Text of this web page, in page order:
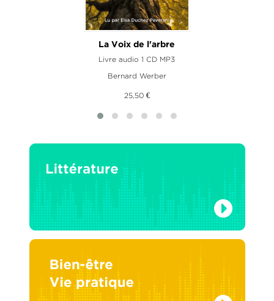
La Voix de l'arbre
Livre audio 1 CD MP3
Bernard Werber
25,50 €